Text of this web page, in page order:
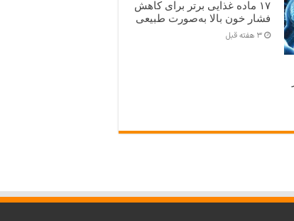
۱۷ ماده غذایی برتر برای کاهش
فشار خون بالا به‌صورت طبیعی
3 هفته قبل